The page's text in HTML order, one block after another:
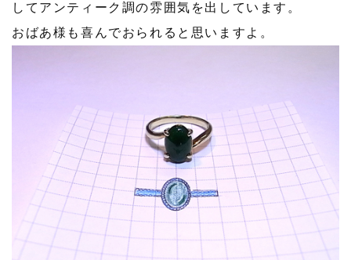
してアンティーク調の雰囲気を出しています。
おばあ様も喜んでおられると思いますよ。